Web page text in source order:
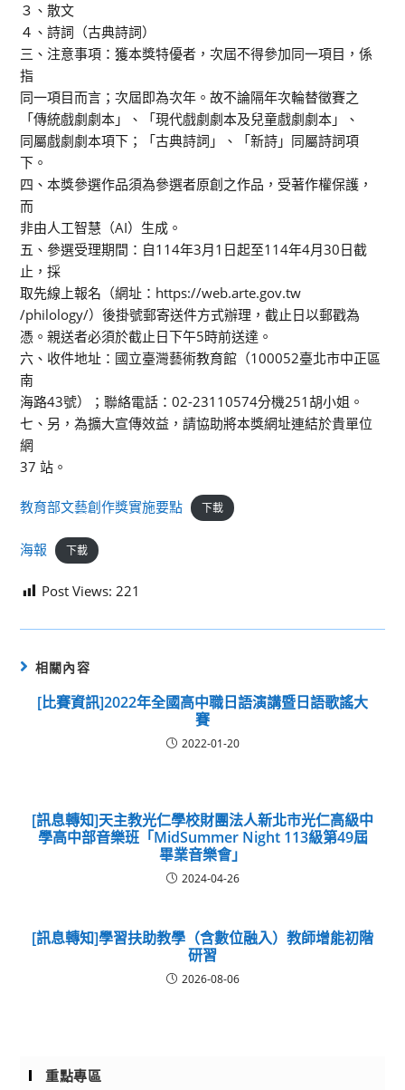
３、散文
４、詩詞（古典詩詞）
三、注意事項：獲本獎特優者，次屆不得參加同一項目，係
指
同一項目而言；次屆即為次年。故不論隔年次輪替徵賽之
「傳統戲劇劇本」、「現代戲劇劇本及兒童戲劇劇本」、
同屬戲劇劇本項下；「古典詩詞」、「新詩」同屬詩詞項
下。
四、本獎參選作品須為參選者原創之作品，受著作權保護，
而
非由人工智慧（AI）生成。
五、參選受理期間：自114年3月1日起至114年4月30日截
止，採
取先線上報名（網址：https://web.arte.gov.tw
/philology/）後掛號郵寄送件方式辦理，截止日以郵戳為
憑。親送者必須於截止日下午5時前送達。
六、收件地址：國立臺灣藝術教育館（100052臺北市中正區
南
海路43號）；聯絡電話：02-23110574分機251胡小姐。
七、另，為擴大宣傳效益，請協助將本獎網址連結於貴單位
網
37 站。
教育部文藝創作獎實施要點 下載
海報 下載
Post Views: 221
相關內容
[比賽資訊]2022年全國高中職日語演講暨日語歌謠大
賽
2022-01-20
[訊息轉知]天主教光仁學校財團法人新北市光仁高級中
學高中部音樂班「MidSummer Night 113級第49屆
畢業音樂會」
2024-04-26
[訊息轉知]學習扶助教學（含數位融入）教師增能初階
研習
2026-08-06
重點專區